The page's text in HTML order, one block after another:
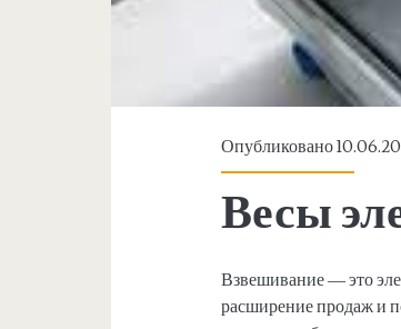
Опубликовано
Весы
Взвешивание — это
расширение продаж и